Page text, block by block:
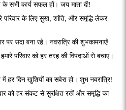
के सभी कार्य सफल हों। जय माता दी!
परिवार के लिए सुख, शांति, और समृद्धि लेकर
पर सदा बना रहे। नवरात्रि की शुभकामनाएं!
हमारे परिवार को हर तरह की विपदाओं से बचाएं।
में हर दिन खुशियों का सवेरा हो। शुभ नवरात्रि!
को हर संकट से सुरक्षित रखें और समृद्धि का